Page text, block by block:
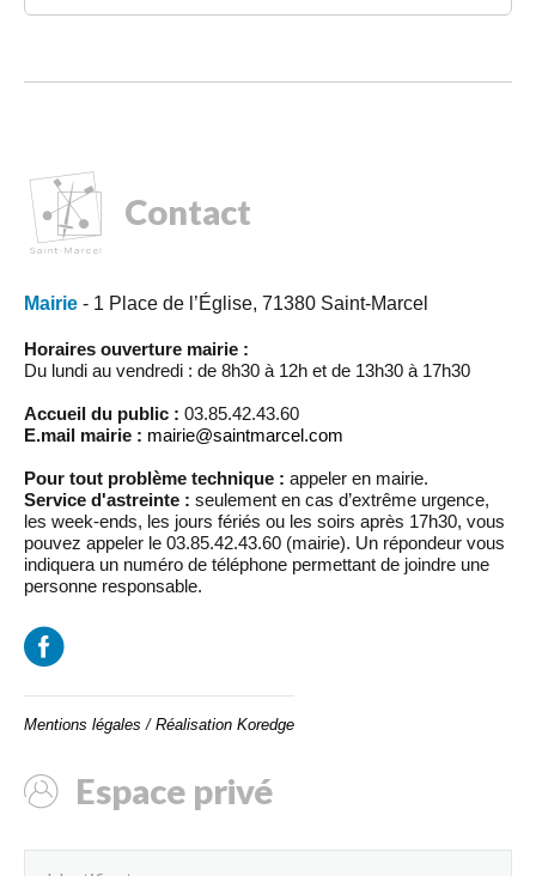
Contact
Mairie - 1 Place de l’Église, 71380 Saint-Marcel
Horaires ouverture mairie :
Du lundi au vendredi : de 8h30 à 12h et de 13h30 à 17h30
Accueil du public : 03.85.42.43.60
E.mail mairie : mairie@saintmarcel.com
Pour tout problème technique : appeler en mairie.
Service d'astreinte : seulement en cas d’extrême urgence,
les week-ends, les jours fériés ou les soirs après 17h30, vous
pouvez appeler le 03.85.42.43.60 (mairie). Un répondeur vous
indiquera un numéro de téléphone permettant de joindre une
personne responsable.
Mentions légales / Réalisation Koredge
Espace privé